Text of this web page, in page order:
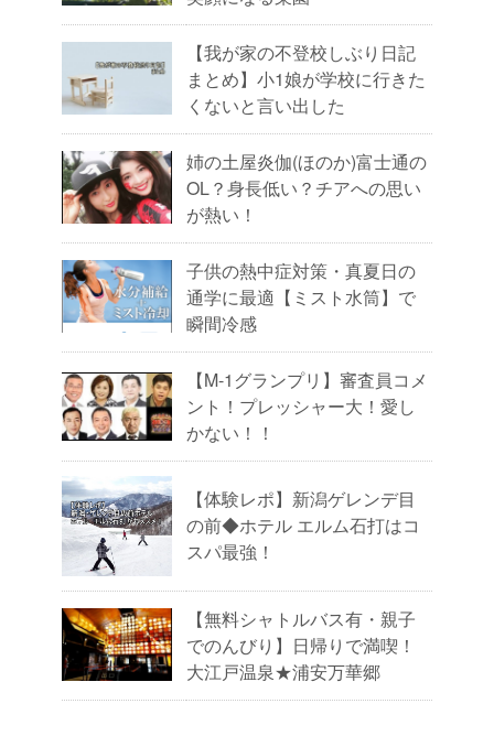
【我が家の不登校しぶり日記
まとめ】小1娘が学校に行きた
くないと言い出した
姉の土屋炎伽(ほのか)富士通の
OL？身長低い？チアへの思い
が熱い！
子供の熱中症対策・真夏日の
通学に最適【ミスト水筒】で
瞬間冷感
【M-1グランプリ】審査員コメ
ント！プレッシャー大！愛し
かない！！
【体験レポ】新潟ゲレンデ目
の前◆ホテル エルム石打はコ
スパ最強！
【無料シャトルバス有・親子
でのんびり】日帰りで満喫！
大江戸温泉★浦安万華郷